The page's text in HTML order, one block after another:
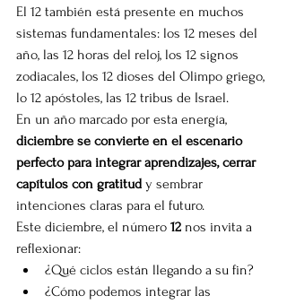
El 12 también está presente en muchos
sistemas fundamentales: los 12 meses del
año, las 12 horas del reloj, los 12 signos
zodiacales, los 12 dioses del Olimpo griego,
lo 12 apóstoles, las 12 tribus de Israel.
En un año marcado por esta energía,
diciembre se convierte en el escenario
perfecto para integrar aprendizajes, cerrar
capítulos con gratitud y sembrar
intenciones claras para el futuro.
Este diciembre, el número 12 nos invita a
reflexionar:
¿Qué ciclos están llegando a su fin?
¿Cómo podemos integrar las